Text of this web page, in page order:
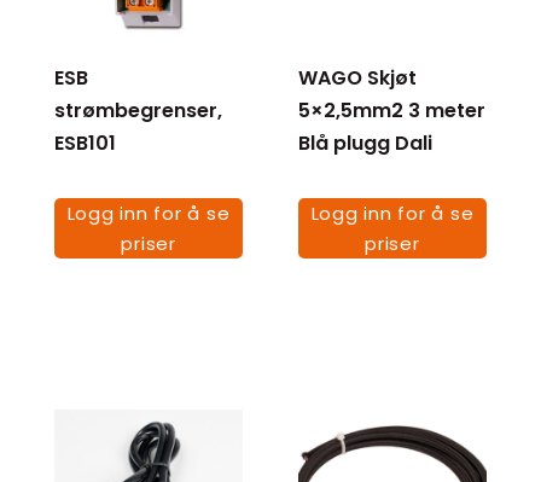
ESB
strømbegrenser,
ESB101
Logg inn for å se
priser
WAGO Skjøt
5×2,5mm2 3 meter
Blå plugg Dali
Logg inn for å se
priser